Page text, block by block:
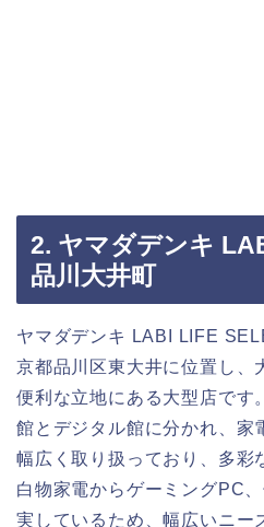
2. ヤマダデンキ
品川大井町
ヤマダデンキ LABI LIFE
京都品川区東大井に位置し、
便利な立地にある大型店です
館とデジタル館に分かれ、家
幅広く取り扱っており、多彩
白物家電からゲーミングPC
実しているため、幅広いニー